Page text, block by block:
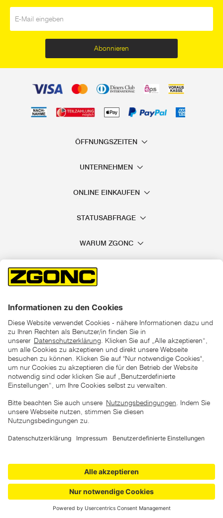
Abonnieren
ÖFFNUNGSZEITEN
UNTERNEHMEN
ONLINE EINKAUFEN
STATUSABFRAGE
WARUM ZGONC
*der "statt"-Preis ist der niedrigste von uns in den letzten 30
Tagen vor Beginn dieser Aktion verlangte Preis
unter den UVP Preisen auf dieser Website sind die
zu verstehen
Copyright © 2026 ZGONC. Alle Rechte vorbehalten.